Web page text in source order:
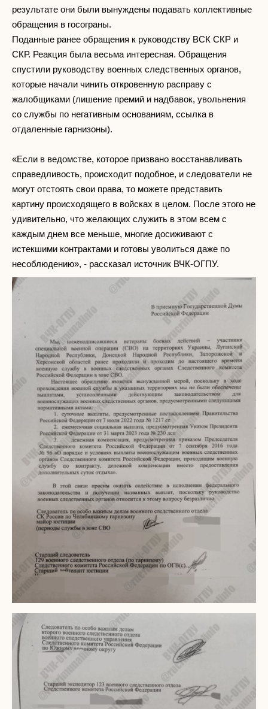
результате они были вынуждены подавать коллективные
обращения в госограны.
Поданные ранее обращения к руководству ВСК СКР и
СКР. Реакция была весьма интересная. Обращения
спустили руководству военных следственных органов,
которые начали чинить откровенную расправу с
жалобщиками (лишение премий и надбавок, увольнения
со службы по негативным основаниям, ссылка в
отдаленные гарнизоны).
«Если в ведомстве, которое призвано восстанавливать
справедливость, происходит подобное, и следователи не
могут отстоять свои права, то можете представить
картину происходящего в войсках в целом. После этого не
удивительно, что желающих служить в этом всем с
каждым днем все меньше, многие досиживают с
истекшими контрактами и готовы уволиться даже по
несоблюдению», - рассказал источник ВЧК-ОГПУ.